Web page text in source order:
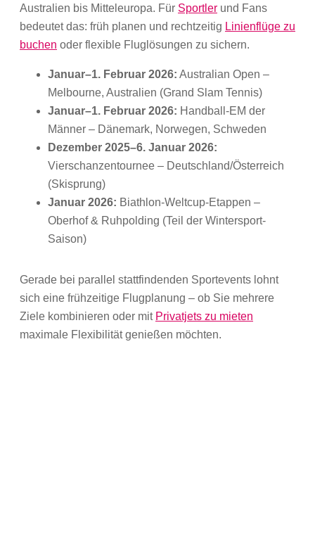
Australien bis Mitteleuropa. Für Sportler und Fans
bedeutet das: früh planen und rechtzeitig Linienflüge zu
buchen oder flexible Fluglösungen zu sichern.
Januar–1. Februar 2026: Australian Open –
Melbourne, Australien (Grand Slam Tennis)
Januar–1. Februar 2026: Handball-EM der
Männer – Dänemark, Norwegen, Schweden
Dezember 2025–6. Januar 2026:
Vierschanzentournee – Deutschland/Österreich
(Skisprung)
Januar 2026: Biathlon-Weltcup-Etappen –
Oberhof & Ruhpolding (Teil der Wintersport-
Saison)
Gerade bei parallel stattfindenden Sportevents lohnt
sich eine frühzeitige Flugplanung – ob Sie mehrere
Ziele kombinieren oder mit Privatjets zu mieten
maximale Flexibilität genießen möchten.